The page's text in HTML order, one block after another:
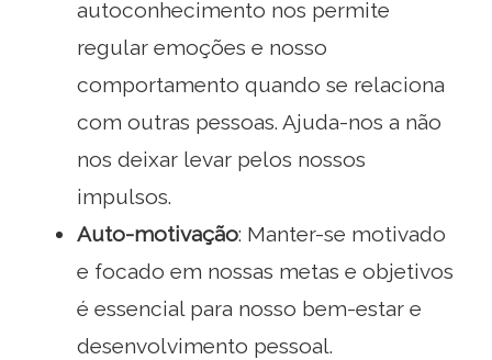
autoconhecimento nos permite
regular emoções e nosso
comportamento quando se relaciona
com outras pessoas. Ajuda-nos a não
nos deixar levar pelos nossos
impulsos.
Auto-motivação: Manter-se motivado
e focado em nossas metas e objetivos
é essencial para nosso bem-estar e
desenvolvimento pessoal.